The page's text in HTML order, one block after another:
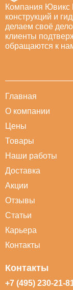
Компания Ювикс
конструкций и
делаем своё
клиенты
обращаются к
Главная
О компании
Цены
Товары
Наши работы
Доставка
Акции
Отзывы
Статьи
Карьера
Контакты
Контакты
+7 (495) 230-21-